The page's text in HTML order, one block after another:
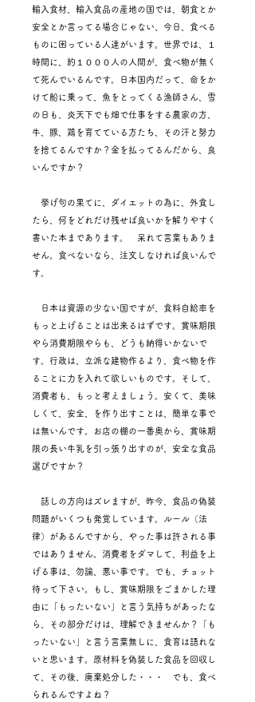
輸入食材、輸入食品の産地の国では、朝食とか
安全とか言ってる場合じゃない、今日、食べる
ものに困っている人達がいます。世界では、１
時間に、約１０００人の人間が、食べ物が無く
て死んでいるんです。日本国内だって、命をか
けて船に乗って、魚をとってくる漁師さん、雪
の日も、炎天下でも畑で仕事をする農家の方、
牛、豚、鶏を育てている方たち、その汗と努力
を捨てるんですか？金を払ってるんだから、良
いんですか？
挙げ句の果てに、ダイエットの為に、外食し
たら、何をどれだけ残せば良いかを解りやすく
書いた本まであります。 呆れて言葉もありま
せん。食べないなら、注文しなければ良いんで
す。
日本は資源の少ない国ですが、食料自給率を
もっと上げることは出来るはずです。賞味期限
やら消費期限やらも、どうも納得いかないで
す。行政は、立派な建物作るより、食べ物を作
ることに力を入れて欲しいものです。そして、
消費者も、もっと考えましょう。安くて、美味
しくて、安全、を作り出すことは、簡単な事で
は無いんです。お店の棚の一番奥から、賞味期
限の長い牛乳を引っ張り出すのが、安全な食品
選びですか？
話しの方向はズレますが、昨今、食品の偽装
問題がいくつも発覚しています。ルール（法
律）があるんですから、やった事は許される事
ではありません。消費者をダマして、利益を上
げる事は、勿論、悪い事です。でも、チョット
待って下さい。もし、賞味期限をごまかした理
由に「もったいない」と言う気持ちがあったな
ら、その部分だけは、理解できませんか？「も
ったいない」と言う言葉無しに、食育は語れな
いと思います。原材料を偽装した食品を回収し
て、その後、廃棄処分した・・・ でも、食べ
られるんですよね？